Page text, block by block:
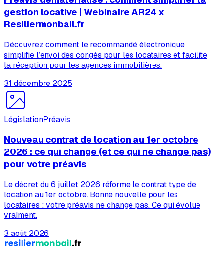
gestion locative | Webinaire AR24 x
Resiliermonbail.fr
Découvrez comment le recommandé électronique
simplifie l’envoi des congés pour les locataires et facilite
la réception pour les agences immobilières.
31 décembre 2025
LégislationPréavis
Nouveau contrat de location au 1er octobre
2026 : ce qui change (et ce qui ne change pas)
pour votre préavis
Le décret du 6 juillet 2026 réforme le contrat type de
location au 1er octobre. Bonne nouvelle pour les
locataires : votre préavis ne change pas. Ce qui évolue
vraiment.
3 août 2026